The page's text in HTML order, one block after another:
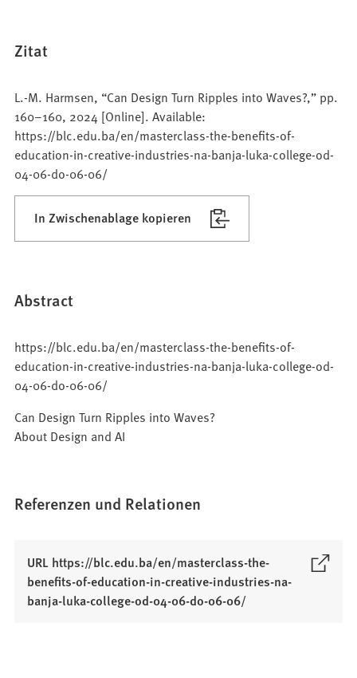
Zitat
L.-M. Harmsen, “Can Design Turn Ripples into Waves?,” pp.
160–160, 2024 [Online]. Available:
https://blc.edu.ba/en/masterclass-the-benefits-of-
education-in-creative-industries-na-banja-luka-college-od-
04-06-do-06-06/
In Zwischenablage kopieren
Abstract
https://blc.edu.ba/en/masterclass-the-benefits-of-
education-in-creative-industries-na-banja-luka-college-od-
04-06-do-06-06/
Can Design Turn Ripples into Waves?
About Design and AI
Referenzen und Relationen
URL https://blc.edu.ba/en/masterclass-the-
benefits-of-education-in-creative-industries-na-
banja-luka-college-od-04-06-do-06-06/